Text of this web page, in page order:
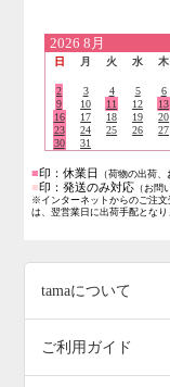
2026 8月
日 月 火 水 木
2
3 4 5 6
9
10 11 12 13
16
17 18 19 20
23
24 25 26 27
30
31
■印：休業日 （荷物の出荷
■印：発送のみ対応 （お問
※インターネットからのご注
は、翌営業日に出荷手配となり
tamaについて
ご利用ガイド